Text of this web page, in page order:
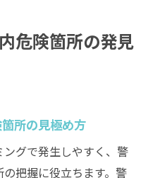
危険箇所の発見
所の見極め方
グで発生しやすく、警
把握に役立ちます。警